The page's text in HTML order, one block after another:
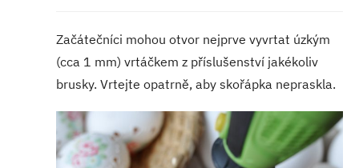
Začátečníci mohou otvor nejprve vyvrtat úzkým
(cca 1 mm) vrtáčkem z příslušenství jakékoliv
brusky. Vrtejte opatrně, aby skořápka nepraskla.